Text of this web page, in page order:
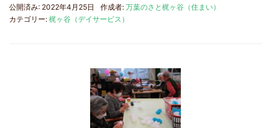
公開済み: 2022年4月25日 作成者: 万葉のさと梶ヶ谷（住まい）
カテゴリー: 梶ヶ谷（デイサービス）